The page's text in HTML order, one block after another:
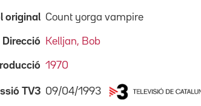
original Count yorga vampire
Direcció Kelljan, Bob
1970
TV3 09/04/1993